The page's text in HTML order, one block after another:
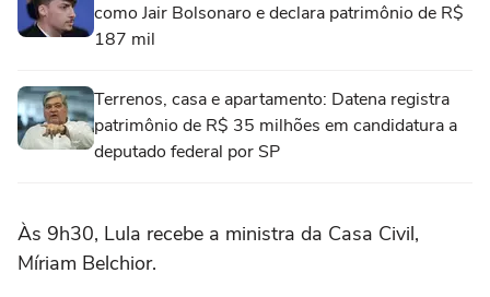
como Jair Bolsonaro e declara patrimônio de R$
187 mil
Terrenos, casa e apartamento: Datena registra
patrimônio de R$ 35 milhões em candidatura a
deputado federal por SP
Às 9h30, Lula recebe a ministra da Casa Civil,
Míriam Belchior.